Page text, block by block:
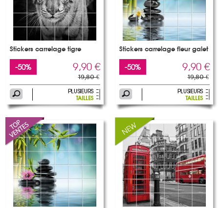
Stickers carrelage tigre
-50% 9,90 €
19,80 €
Stickers carrelage fleur galet
-50% 9,90 €
19,80 €